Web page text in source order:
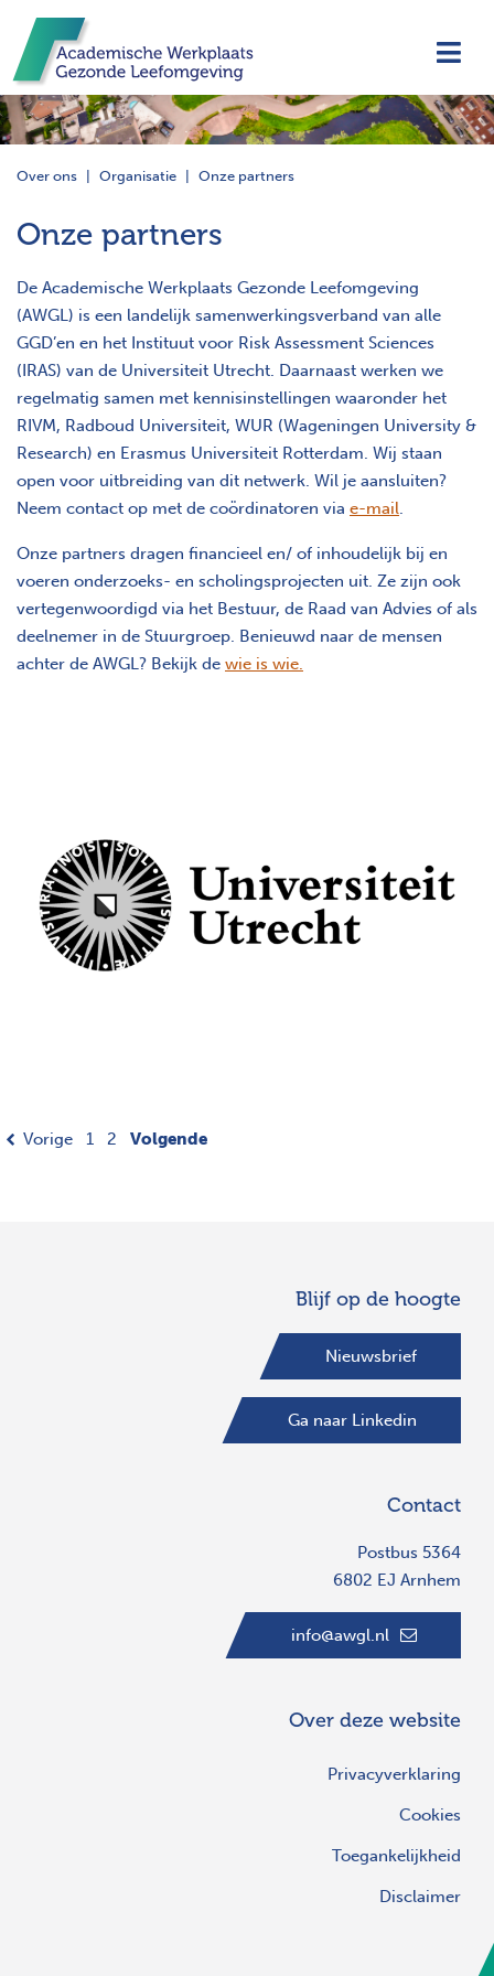
Over ons Organisatie Onze partners
Onze partners
De Academische Werkplaats Gezonde Leefomgeving
(AWGL) is een landelijk samenwerkingsverband van alle
GGD’en en het Instituut voor Risk Assessment Sciences
(IRAS) van de Universiteit Utrecht. Daarnaast werken we
regelmatig samen met kennisinstellingen waaronder het
RIVM, Radboud Universiteit, WUR (Wageningen University &
Research) en Erasmus Universiteit Rotterdam. Wij staan
open voor uitbreiding van dit netwerk. Wil je aansluiten?
Neem contact op met de coördinatoren via e-mail.
Onze partners dragen financieel en/ of inhoudelijk bij en
voeren onderzoeks- en scholingsprojecten uit. Ze zijn ook
vertegenwoordigd via het Bestuur, de Raad van Advies of als
deelnemer in de Stuurgroep. Benieuwd naar de mensen
achter de AWGL? Bekijk de wie is wie.
Vorige 1 2 Volgende
Blijf op de hoogte
Nieuwsbrief
Ga naar Linkedin
Contact
Postbus 5364
6802 EJ Arnhem
info@awgl.nl
Over deze website
Privacyverklaring
Cookies
Toegankelijkheid
Disclaimer